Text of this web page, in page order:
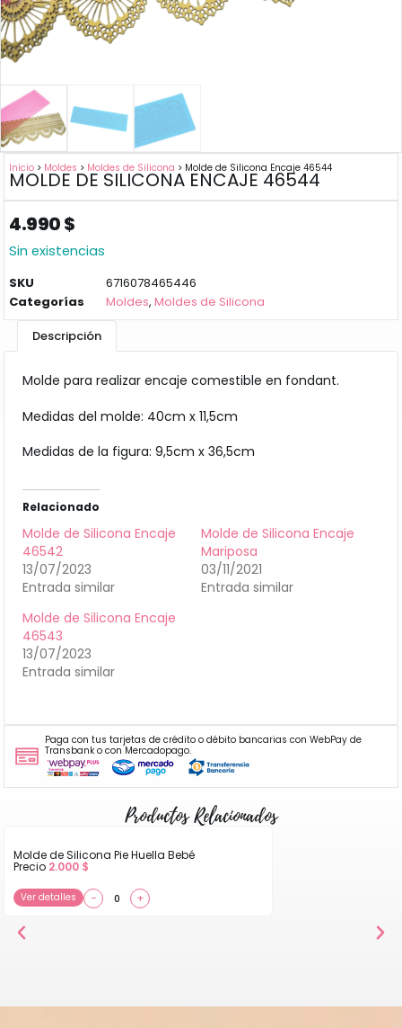
Inicio > Moldes > Moldes de Silicona > Molde de Silicona Encaje 46544
MOLDE DE SILICONA ENCAJE 46544
4.990$
Sin existencias
SKU
6716078465446
Categorías
Moldes,Moldes de Silicona
Descripción
Molde para realizar encaje comestible en fondant.
Medidas del molde: 40cm x 11,5cm
Medidas de la figura: 9,5cm x 36,5cm
Relacionado
Molde de Silicona Encaje
46542
13/07/2023
Entrada similar
Molde de Silicona Encaje
Mariposa
03/11/2021
Entrada similar
Molde de Silicona Encaje
46543
13/07/2023
Entrada similar
Paga con tus tarjetas de crédito o débito bancarias con WebPay de
Transbank o con Mercadopago.
Productos Relacionados
Molde de Silicona Pie Huella Bebé
Precio 2.000 $
Ver detalles − +